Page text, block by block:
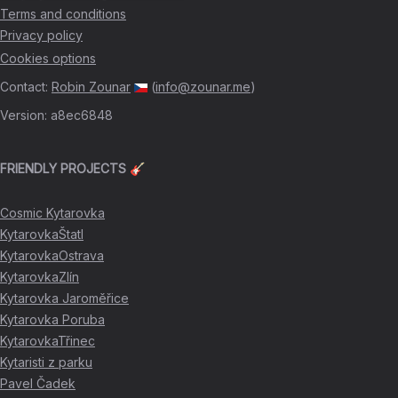
Terms and conditions
Privacy policy
Cookies options
Contact: Robin Zounar (info@zounar.me)
Version: a8ec6848
FRIENDLY PROJECTS 🎸
Cosmic Kytarovka
KytarovkaŠtatl
KytarovkaOstrava
KytarovkaZlín
Kytarovka Jaroměřice
Kytarovka Poruba
KytarovkaTřinec
Kytaristi z parku
Pavel Čadek